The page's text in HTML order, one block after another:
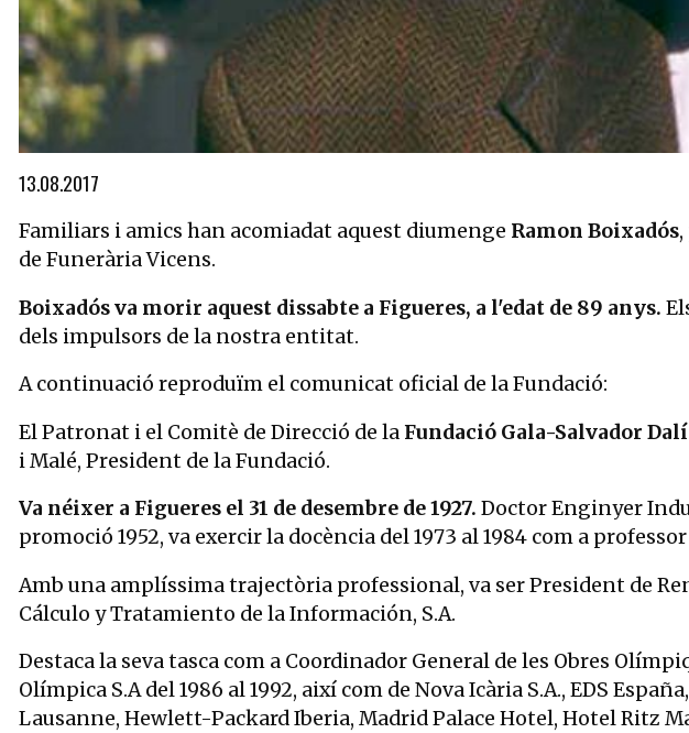
Diapositiva 1 de 1
13.08.2017
Familiars i amics han acomiadat aquest diumenge Ramon Boixadós
de Funerària Vicens.
Boixadós va morir aquest dissabte a Figueres, a l'edat de 89 anys.
dels impulsors de la nostra entitat.
A continuació reproduïm el comunicat oficial de la Fundació:
El Patronat i el Comitè de Direcció de la Fundació Gala-Salvador Dalí
i Malé, President de la Fundació.
Va néixer a Figueres el 31 de desembre de 1927. Doctor Enginyer
promoció 1952, va exercir la docència del 1973 al 1984 com a
Amb una amplíssima trajectòria professional, va ser President de
Cálculo y Tratamiento de la Información, S.A.
Destaca la seva tasca com a Coordinador General de les Obres
Olímpica S.A del 1986 al 1992, així com de Nova Icària S.A., EDS
Lausanne, Hewlett-Packard Iberia, Madrid Palace Hotel, Hotel Ritz